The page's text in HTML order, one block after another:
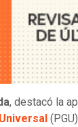
, destacó la